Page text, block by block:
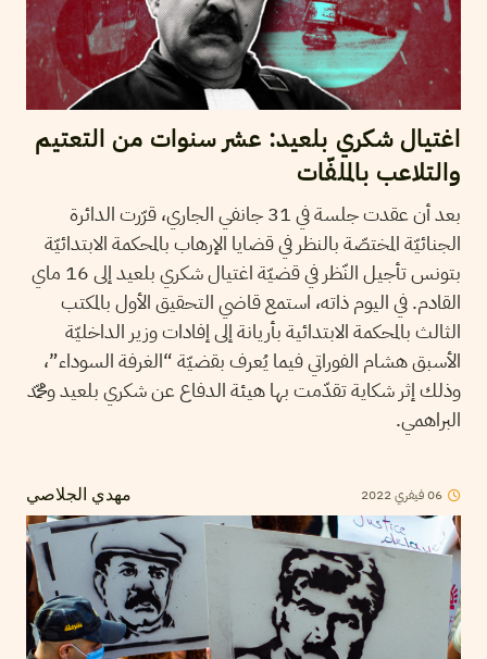
اغتيال شكري بلعيد: عشر سنوات من التعتيم
والتلاعب بالملفّات
بعد أن عقدت جلسة في 31 جانفي الجاري، قرّرت الدائرة
الجنائيّة المختصّة بالنظر في قضايا الإرهاب بالمحكمة الابتدائيّة
بتونس تأجيل النّظر في قضيّة اغتيال شكري بلعيد إلى 16 ماي
القادم. في اليوم ذاته، استمع قاضي التحقيق الأول بالمكتب
الثالث بالمحكمة الابتدائية بأريانة إلى إفادات وزير الداخليّة
الأسبق هشام الفوراتي فيما يُعرف بقضيّة “الغرفة السوداء”،
وذلك إثر شكاية تقدّمت بها هيئة الدفاع عن شكري بلعيد ومحمّد
البراهمي.
مهدي الجلاصي 06فيفري2022